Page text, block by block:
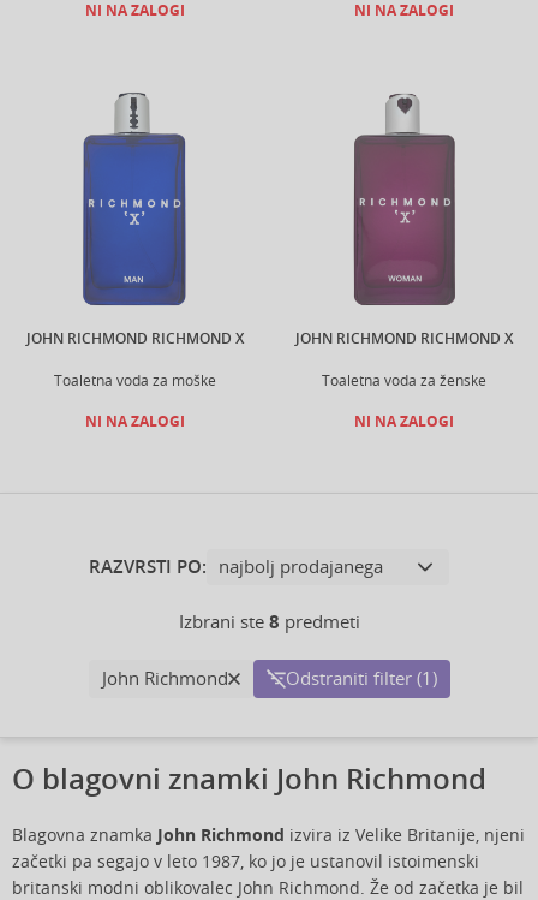
NI NA ZALOGI NI NA ZALOGI
JOHN RICHMOND RICHMOND X
Toaletna voda za moške
NI NA ZALOGI
JOHN RICHMOND RICHMOND X
Toaletna voda za ženske
NI NA ZALOGI
RAZVRSTI PO:
Izbrani ste 8 predmeti
John Richmond Odstraniti filter (1)
O blagovni znamki John Richmond
Blagovna znamka John Richmond izvira iz Velike Britanije, njeni
začetki pa segajo v leto 1987, ko jo je ustanovil istoimenski
britanski modni oblikovalec John Richmond. Že od začetka je bil